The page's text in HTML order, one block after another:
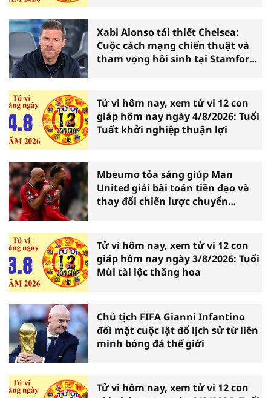
Xabi Alonso tái thiết Chelsea:
Cuộc cách mạng chiến thuật và
tham vọng hồi sinh tại Stamford
Tử vi hôm nay, xem tử vi 12 con
giáp hôm nay ngày 4/8/2026: Tuổi
Tuất khởi nghiệp thuận lợi
Mbeumo tỏa sáng giúp Man
United giải bài toán tiền đạo và
thay đổi chiến lược chuyển
Tử vi hôm nay, xem tử vi 12 con
giáp hôm nay ngày 3/8/2026: Tuổi
Mùi tài lộc thăng hoa
Chủ tịch FIFA Gianni Infantino
đối mặt cuộc lật đổ lịch sử từ liên
minh bóng đá thế giới
Tử vi hôm nay, xem tử vi 12 con